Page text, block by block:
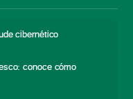
cibernético
conoce cómo